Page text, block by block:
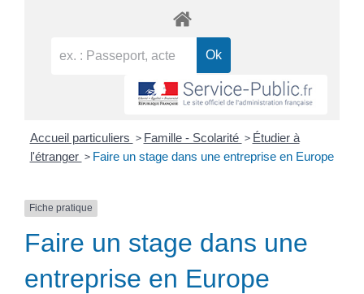
Accueil particuliers > Famille - Scolarité > Étudier à
l'étranger > Faire un stage dans une entreprise en Europe
Fiche pratique
Faire un stage dans une
entreprise en Europe